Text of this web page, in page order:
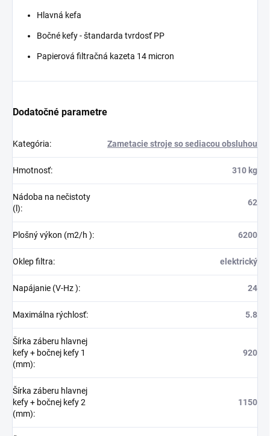
Hlavná kefa
Bočné kefy - štandarda tvrdosť PP
Papierová filtračná kazeta 14 micron
Dodatočné parametre
Kategória: Zametacie stroje so sediacou obsluhou
Hmotnosť: 310 kg
Nádoba na nečistoty
(l):
62
Plošný výkon (m2/h ): 6200
Oklep filtra: elektrický
Napájanie (V-Hz ): 24
Maximálna rýchlosť: 5.8
Šírka záberu hlavnej
kefy + bočnej kefy 1
(mm):
920
Šírka záberu hlavnej
kefy + bočnej kefy 2
(mm):
1150